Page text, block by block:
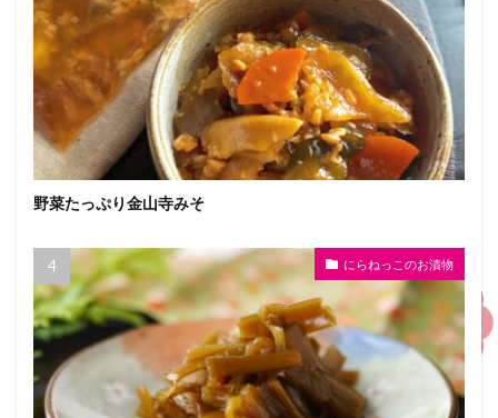
野菜たっぷり金山寺みそ
にらねっこのお漬物